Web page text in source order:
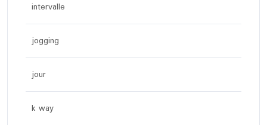
intervalle
jogging
jour
k way